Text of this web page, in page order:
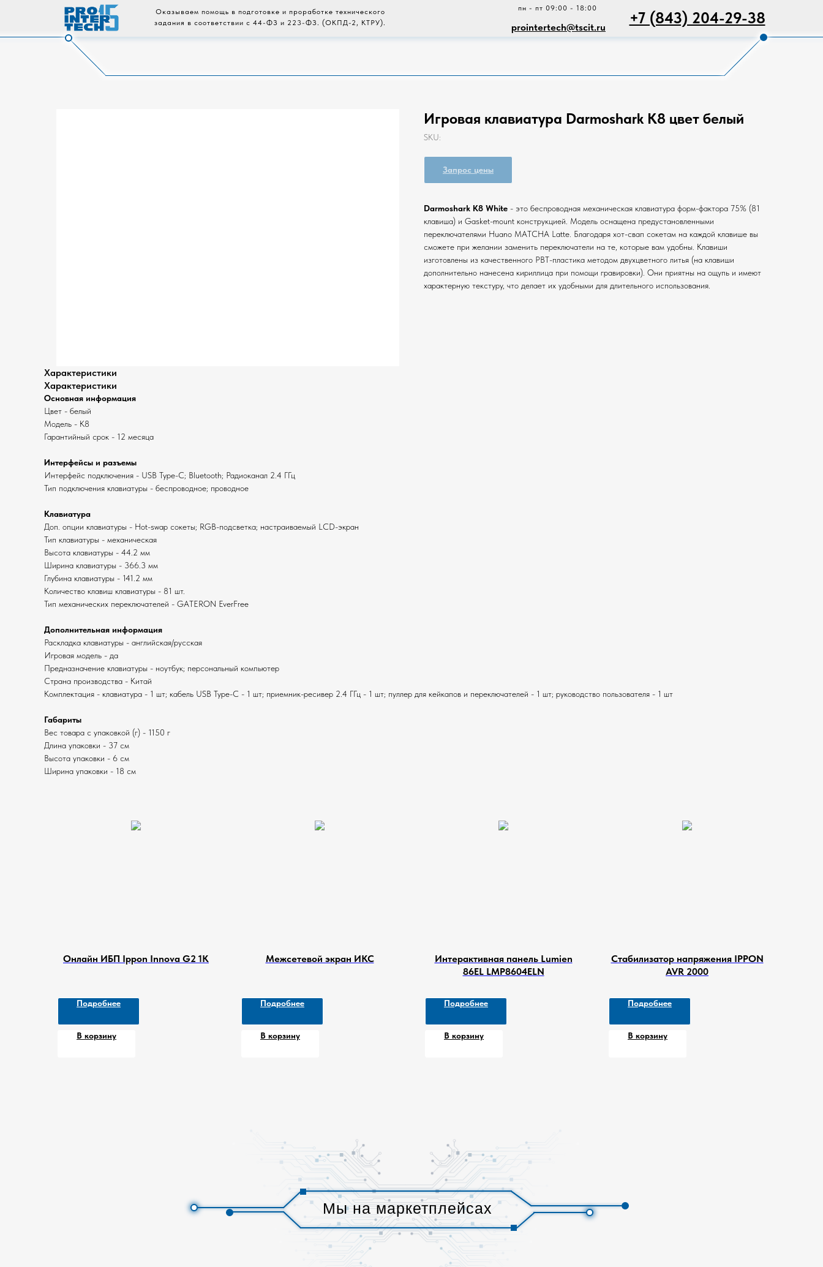
+7 (843) 204-29-38
Оказываем помощь в подготовке и проработке технического
задания в соответствии с 44-ФЗ и 223-ФЗ. (ОКПД-2, КТРУ).
пн - пт 09:00 - 18:00
prointertech@tscit.ru
Игровая клавиатура Darmoshark K8 цвет белый
SKU:
Запрос цены
Darmoshark K8 White - это беспроводная механическая клавиатура форм-фактора 75% (81
клавиша) и Gasket-mount конструкцией. Модель оснащена предустановленными
переключателями Huano MATCHA Latte. Благодаря хот-свап сокетам на каждой клавише вы
сможете при желании заменить переключатели на те, которые вам удобны. Клавиши
изготовлены из качественного PBT-пластика методом двухцветного литья (на клавиши
дополнительно нанесена кириллица при помощи гравировки). Они приятны на ощупь и имеют
характерную текстуру, что делает их удобными для длительного использования.
Характеристики
Характеристики
Основная информация
Цвет - белый
Модель - K8
Гарантийный срок - 12 месяца
Интерфейсы и разъемы
Интерфейс подключения - USB Type-C; Bluetooth; Радиоканал 2.4 ГГц
Тип подключения клавиатуры - беспроводное; проводное
Клавиатура
Доп. опции клавиатуры - Hot-swap сокеты; RGB-подсветка; настраиваемый LCD-экран
Тип клавиатуры - механическая
Высота клавиатуры - 44.2 мм
Ширина клавиатуры - 366.3 мм
Глубина клавиатуры - 141.2 мм
Количество клавиш клавиатуры - 81 шт.
Тип механических переключателей - GATERON EverFree
Дополнительная информация
Раскладка клавиатуры - английская/русская
Игровая модель - да
Предназначение клавиатуры - ноутбук; персональный компьютер
Страна производства - Китай
Комплектация - клавиатура - 1 шт; кабель USB Type-C - 1 шт; приемник-ресивер 2.4 ГГц - 1 шт; пуллер для кейкапов и переключателей - 1 шт; руководство пользователя - 1 шт
Габариты
Вес товара с упаковкой (г) - 1150 г
Длина упаковки - 37 см
Высота упаковки - 6 см
Ширина упаковки - 18 см
Онлайн ИБП Ippon Innova G2 1K
Подробнее
В корзину
Межсетевой экран ИКС
Подробнее
В корзину
Интерактивная панель Lumien
86EL LMP8604ELN
Подробнее
В корзину
Стабилизатор напряжения IPPON
AVR 2000
Подробнее
В корзину
Мы на маркетплейсах